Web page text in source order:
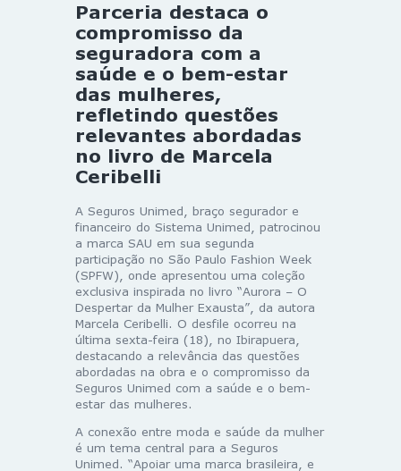
Parceria destaca o
compromisso da
seguradora com a
saúde e o bem-estar
das mulheres,
refletindo questões
relevantes abordadas
no livro de Marcela
Ceribelli
A Seguros Unimed, braço segurador e
financeiro do Sistema Unimed, patrocinou
a marca SAU em sua segunda
participação no São Paulo Fashion Week
(SPFW), onde apresentou uma coleção
exclusiva inspirada no livro “Aurora – O
Despertar da Mulher Exausta”, da autora
Marcela Ceribelli. O desfile ocorreu na
última sexta-feira (18), no Ibirapuera,
destacando a relevância das questões
abordadas na obra e o compromisso da
Seguros Unimed com a saúde e o bem-
estar das mulheres.
A conexão entre moda e saúde da mulher
é um tema central para a Seguros
Unimed. “Apoiar uma marca brasileira, e